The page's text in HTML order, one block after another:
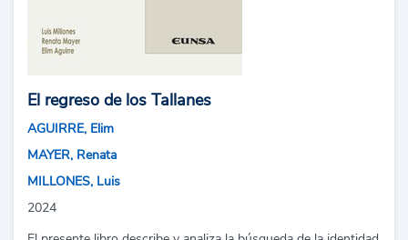
El regreso de los Tallanes
AGUIRRE, Elim
MAYER, Renata
MILLONES, Luis
2024